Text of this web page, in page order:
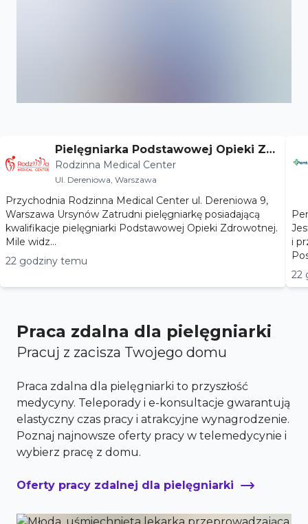
Pielęgniarka Podstawowej Opieki Zdr
owotnej
Rodzinna Medical Center
Ul. Dereniowa, Warszawa
Przychodnia Rodzinna Medical Center ul. Dereniowa 9,
Warszawa Ursynów Zatrudni pielęgniarkę posiadającą
kwalifikacje pielęgniarki Podstawowej Opieki Zdrowotnej.
Mile widz...
22 godziny temu
i
22
Praca zdalna dla pielęgniarki
Pracuj z zacisza Twojego domu
Praca zdalna dla pielęgniarki to przyszłość
medycyny. Teleporady i e-konsultacje gwarantują
elastyczny czas pracy i atrakcyjne wynagrodzenie.
Poznaj najnowsze oferty pracy w telemedycynie i
wybierz pracę z domu.
Oferty pracy zdalnej dla pielęgniarki